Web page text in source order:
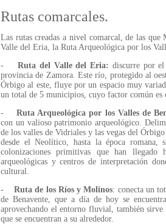
Rutas comarcales.
Las rutas creadas a nivel comarcal, de las
Valle del Eria, la Ruta Arqueológica por los
-
Ruta del Valle del Eria: discurre por
provincia de Zamora. Este río, protegido al
Órbigo al este, fluye por un espacio muy
un total de 5 municipios, cuyo factor común es
-
Ruta Arqueológica por los Valles de
con un valioso patrimonio arqueológico.
de los valles de Vidriales y las vegas del
desde el Neolítico, hasta la época romana,
colonizaciones primitivas que han llegado
arqueológicas y centros de interpretación
cultural.
-
Ruta de los Ríos y Molinos: conecta un
de Benavente, que a día de hoy se
aprovechando el entorno fluvial, también
que se encuentran a su alrededor.